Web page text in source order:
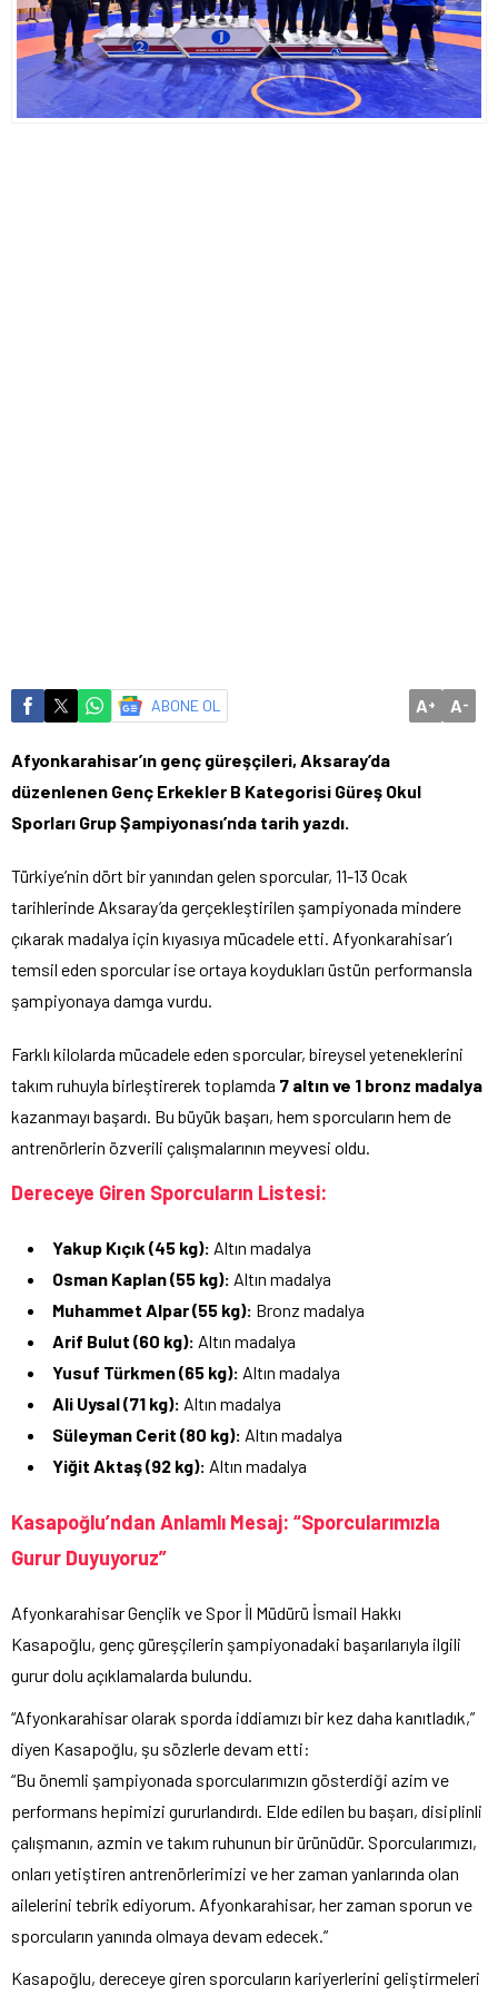
ABONE OL A+ A-
Afyonkarahisar’ın genç güreşçileri, Aksaray’da
düzenlenen Genç Erkekler B Kategorisi Güreş Okul
Sporları Grup Şampiyonası’nda tarih yazdı.
Türkiye’nin dört bir yanından gelen sporcular, 11-13 Ocak
tarihlerinde Aksaray’da gerçekleştirilen şampiyonada mindere
çıkarak madalya için kıyasıya mücadele etti. Afyonkarahisar’ı
temsil eden sporcular ise ortaya koydukları üstün performansla
şampiyonaya damga vurdu.
Farklı kilolarda mücadele eden sporcular, bireysel yeteneklerini
takım ruhuyla birleştirerek toplamda 7 altın ve 1 bronz madalya
kazanmayı başardı. Bu büyük başarı, hem sporcuların hem de
antrenörlerin özverili çalışmalarının meyvesi oldu.
Dereceye Giren Sporcuların Listesi:
Yakup Kıçık (45 kg): Altın madalya
Osman Kaplan (55 kg): Altın madalya
Muhammet Alpar (55 kg): Bronz madalya
Arif Bulut (60 kg): Altın madalya
Yusuf Türkmen (65 kg): Altın madalya
Ali Uysal (71 kg): Altın madalya
Süleyman Cerit (80 kg): Altın madalya
Yiğit Aktaş (92 kg): Altın madalya
Kasapoğlu’ndan Anlamlı Mesaj: “Sporcularımızla
Gurur Duyuyoruz”
Afyonkarahisar Gençlik ve Spor İl Müdürü İsmail Hakkı
Kasapoğlu, genç güreşçilerin şampiyonadaki başarılarıyla ilgili
gurur dolu açıklamalarda bulundu.
“Afyonkarahisar olarak sporda iddiamızı bir kez daha kanıtladık,”
diyen Kasapoğlu, şu sözlerle devam etti:
“Bu önemli şampiyonada sporcularımızın gösterdiği azim ve
performans hepimizi gururlandırdı. Elde edilen bu başarı, disiplinli
çalışmanın, azmin ve takım ruhunun bir ürünüdür. Sporcularımızı,
onları yetiştiren antrenörlerimizi ve her zaman yanlarında olan
ailelerini tebrik ediyorum. Afyonkarahisar, her zaman sporun ve
sporcuların yanında olmaya devam edecek.”
Kasapoğlu, dereceye giren sporcuların kariyerlerini geliştirmeleri